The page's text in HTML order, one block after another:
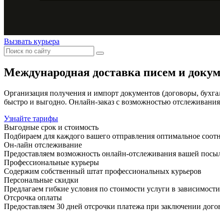
Вызвать курьера
Международная доставка писем и
Организация получения и импорт документов (договоры,
быстро и выгодно. Онлайн-заказ с возможностью
Узнайте тарифы
Выгодные срок и стоимость
Подбираем для каждого вашего отправления оптимальное
Он-лайн отслеживание
Предоставляем возможность онлайн-отслеживания вашей
Профессиональные курьеры
Содержим собственный штат профессиональных курьеров
Персональные скидки
Предлагаем гибкие условия по стоимости услуги в
Отсрочка оплаты
Предоставляем 30 дней отсрочки платежа при заключении